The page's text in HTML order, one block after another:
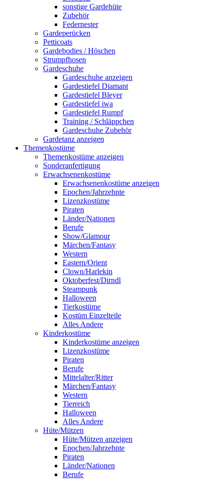
sonstige Gardehüte
Zubehör
Federnester
Gardeperücken
Petticoats
Gardebodies / Höschen
Strumpfhosen
Gardeschuhe
Gardeschuhe anzeigen
Gardestiefel Diamant
Gardestiefel Bleyer
Gardestiefel iwa
Gardestiefel Rumpf
Training / Schläppchen
Gardeschuhe Zubehör
Gardetanz anzeigen
Themenkostüme
Themenkostüme anzeigen
Sonderanfertigung
Erwachsenenkostüme
Erwachsenenkostüme anzeigen
Epochen/Jahrzehnte
Lizenzkostüme
Piraten
Länder/Nationen
Berufe
Show/Glamour
Märchen/Fantasy
Western
Eastern/Orient
Clown/Harlekin
Oktoberfest/Dirndl
Steampunk
Halloween
Tierkostüme
Kostüm Einzelteile
Alles Andere
Kinderkostüme
Kinderkostüme anzeigen
Lizenzkostüme
Piraten
Berufe
Mittelalter/Ritter
Märchen/Fantasy
Western
Tierreich
Halloween
Alles Andere
Hüte/Mützen
Hüte/Mützen anzeigen
Epochen/Jahrzehnte
Piraten
Länder/Nationen
Berufe